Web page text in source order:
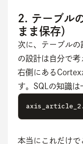
2. テーブル
まま保存）
次に、テーブル
の設計は自分で
右側にある
す。SQLの知識は
本当にこれだけで